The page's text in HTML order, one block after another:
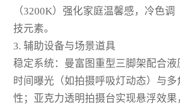
（3200K）强化家庭温馨感，冷色
技元素。
3. 辅助设备与场景道具
稳定系统：曼富图重型三脚架配合
时间曝光（如拍摄呼吸灯动态）与
性；亚克力透明拍摄台实现悬浮效果